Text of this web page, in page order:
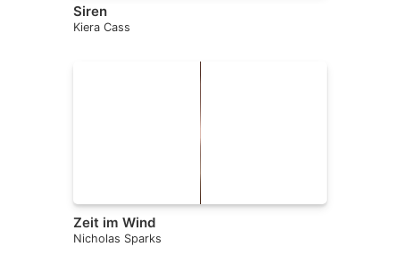
Siren
Kiera Cass
Zeit im Wind
Nicholas Sparks